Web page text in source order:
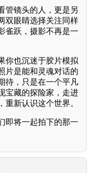
管镜头的人，更是另
双眼睛选择关注同样
雀跃，摄影不再是一
你也沉迷于胶片模拟
片是能和灵魂对话的
，只是在一个平凡
宝藏的探险家，走进
新认识这个世界。
即将一起拍下的那一